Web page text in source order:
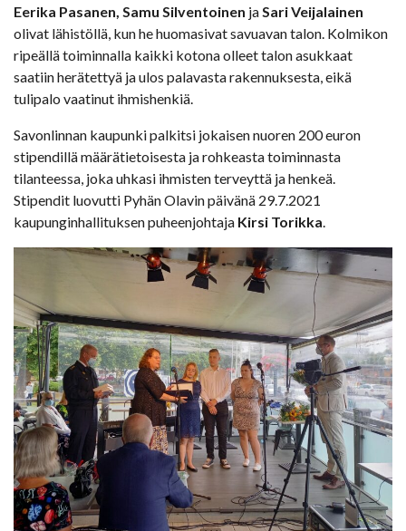
Eerika Pasanen, Samu Silventoinen jaSari Veijalainen
olivat lähistöllä, kun he huomasivat savuavan talon. Kolmikon
ripeällä toiminnalla kaikki kotona olleet talon asukkaat
saatiin herätettyä ja ulos palavasta rakennuksesta, eikä
tulipalo vaatinut ihmishenkiä.
Savonlinnan kaupunki palkitsi jokaisen nuoren 200 euron
stipendillä määrätietoisesta ja rohkeasta toiminnasta
tilanteessa, joka uhkasi ihmisten terveyttä ja henkeä.
Stipendit luovutti Pyhän Olavin päivänä 29.7.2021
kaupunginhallituksen puheenjohtaja Kirsi Torikka.